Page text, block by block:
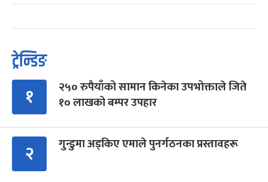
ट्रेन्डिङ
१
२५० रुपैयाँको सामान किनेका उपभोक्ताले जिते
१० लाखको बम्पर उपहार
२ गुन्डुमा अड्किए एमाले पुनर्गठनका प्रस्तावहरू